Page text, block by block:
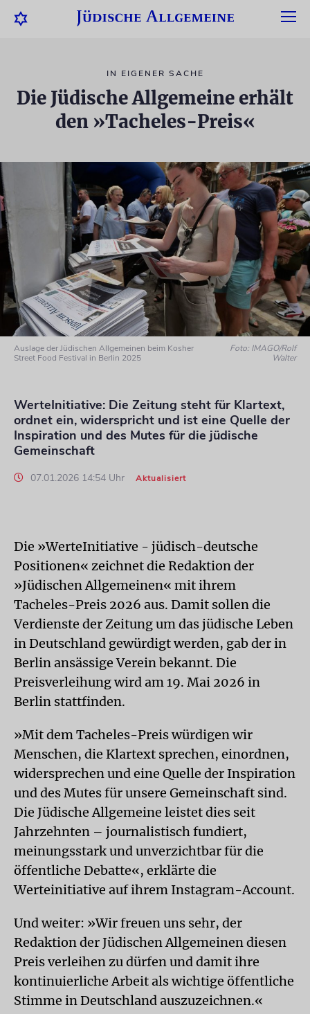
IN EIGENER SACHE
Die Jüdische Allgemeine erhält
den »Tacheles-Preis«
Auslage der Jüdischen Allgemeinen beim Kosher
Street Food Festival in Berlin 2025
Foto: IMAGO/Rolf
Walter
WerteInitiative: Die Zeitung steht für Klartext,
ordnet ein, widerspricht und ist eine Quelle der
Inspiration und des Mutes für die jüdische
Gemeinschaft
07.01.2026 14:54 Uhr Aktualisiert
Die »WerteInitiative - jüdisch-deutsche
Positionen« zeichnet die Redaktion der
»Jüdischen Allgemeinen« mit ihrem
Tacheles-Preis 2026 aus. Damit sollen die
Verdienste der Zeitung um das jüdische Leben
in Deutschland gewürdigt werden, gab der in
Berlin ansässige Verein bekannt. Die
Preisverleihung wird am 19. Mai 2026 in
Berlin stattfinden.
»Mit dem Tacheles-Preis würdigen wir
Menschen, die Klartext sprechen, einordnen,
widersprechen und eine Quelle der Inspiration
und des Mutes für unsere Gemeinschaft sind.
Die Jüdische Allgemeine leistet dies seit
Jahrzehnten – journalistisch fundiert,
meinungsstark und unverzichtbar für die
öffentliche Debatte«, erklärte die
Werteinitiative auf ihrem Instagram-Account.
Und weiter: »Wir freuen uns sehr, der
Redaktion der Jüdischen Allgemeinen diesen
Preis verleihen zu dürfen und damit ihre
kontinuierliche Arbeit als wichtige öffentliche
Stimme in Deutschland auszuzeichnen.«